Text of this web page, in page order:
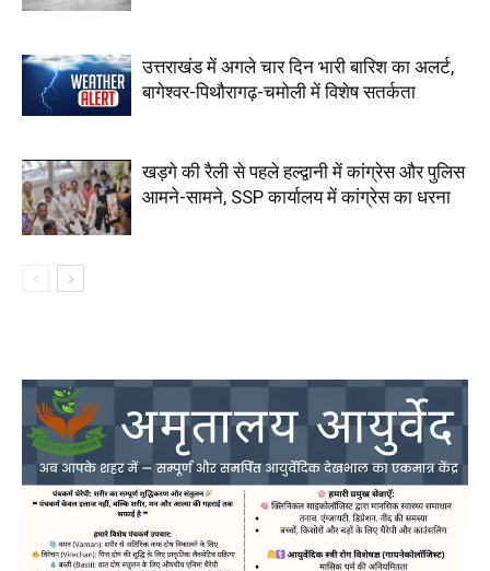
उत्तराखंड में अगले चार दिन भारी बारिश का अलर्ट,
बागेश्वर-पिथौरागढ़-चमोली में विशेष सतर्कता
खड़गे की रैली से पहले हल्द्वानी में कांग्रेस और पुलिस
आमने-सामने, SSP कार्यालय में कांग्रेस का धरना